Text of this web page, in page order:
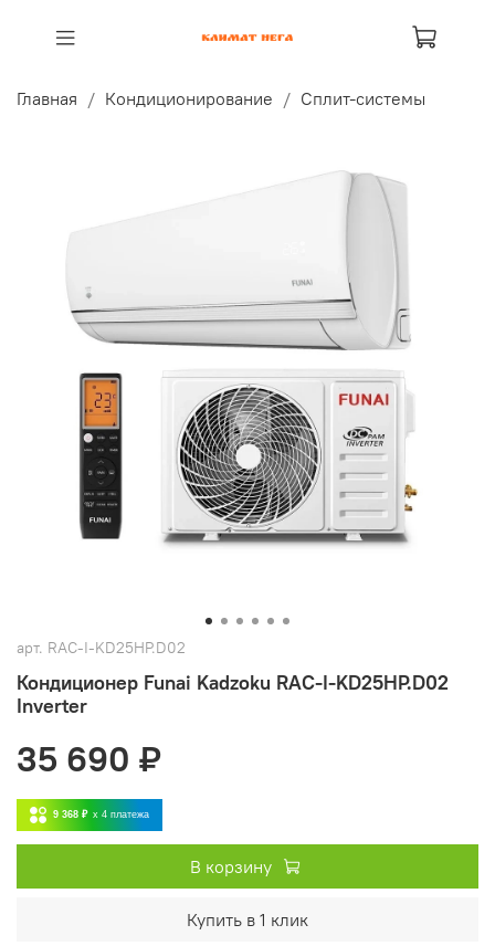
Главная Кондиционирование Сплит-системы
арт. RAC-I-KD25HP.D02
Кондиционер Funai Kadzoku RAC-I-KD25HP.D02
Inverter
35 690 ₽
9 368 ₽ x 4 платежа
В корзину
Купить в 1 клик